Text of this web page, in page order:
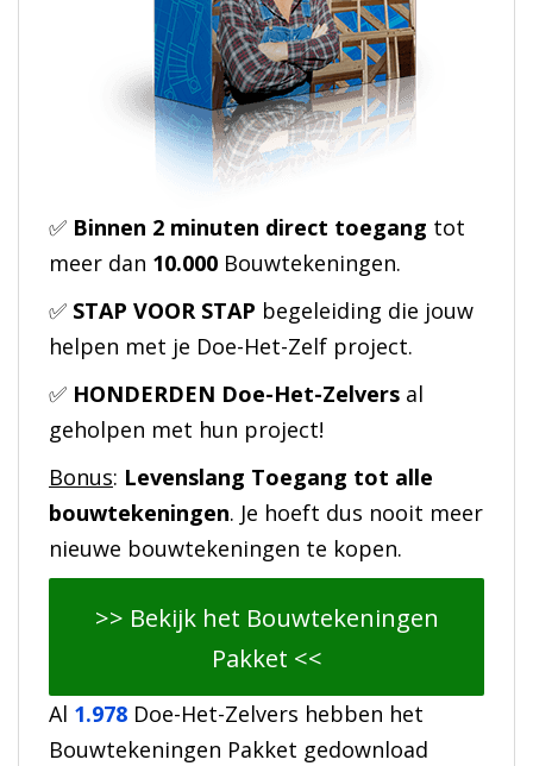
✅ Binnen 2 minuten direct toegang tot
meer dan 10.000 Bouwtekeningen.
✅ STAP VOOR STAP begeleiding die jouw
helpen met je Doe-Het-Zelf project.
✅ HONDERDEN Doe-Het-Zelvers al
geholpen met hun project!
Bonus: Levenslang Toegang tot alle
bouwtekeningen. Je hoeft dus nooit meer
nieuwe bouwtekeningen te kopen.
>> Bekijk het Bouwtekeningen
Pakket <<
Al 1.978 Doe-Het-Zelvers hebben het
Bouwtekeningen Pakket gedownload